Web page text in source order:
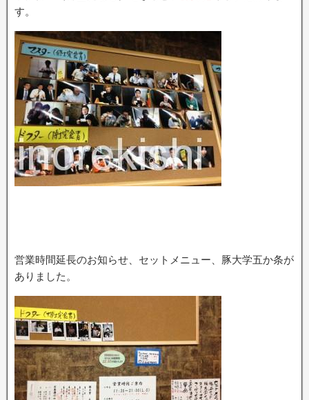
す。
営業時間延長のお知らせ、セットメニュー、豚大学五か条が
ありました。